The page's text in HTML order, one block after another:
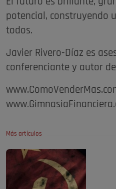
potencial, construyendo
todos.
Javier Rivero-Díaz es
conferenciante y autor
Más artículos